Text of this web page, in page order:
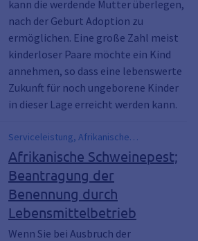
kann die werdende Mutter überlegen,
nach der Geburt Adoption zu
ermöglichen. Eine große Zahl meist
kinderloser Paare möchte ein Kind
annehmen, so dass eine lebenswerte
Zukunft für noch ungeborene Kinder
in dieser Lage erreicht werden kann.
Serviceleistung, Afrikanische
Schweinepest, ASP, Benennung von
Betrieben, Kühllager, Schlachtbetrieb,
Verarbeitungsbetrieb, Zerlegungsbetrieb
Afrikanische Schweinepest;
Beantragung der
Benennung durch
Lebensmittelbetrieb
Wenn Sie bei Ausbruch der